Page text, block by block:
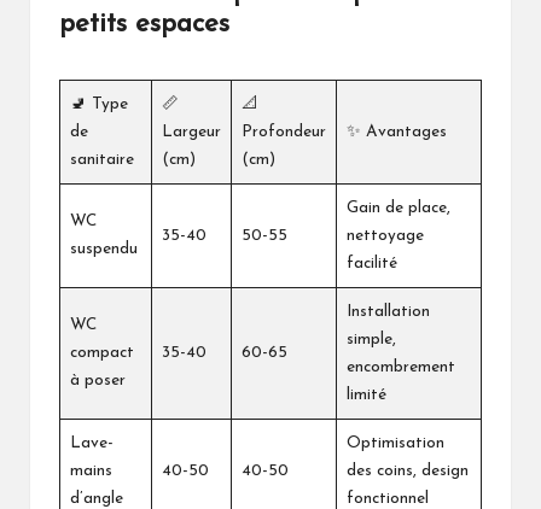
petits espaces
🚽 Type
de
sanitaire
📏
Largeur
(cm)
📐
Profondeur
(cm)
✨ Avantages
WC
suspendu
35-40 50-55
Gain de place,
nettoyage
facilité
WC
compact
à poser
35-40 60-65
Installation
simple,
encombrement
limité
Lave-
mains
d’angle
40-50 40-50
Optimisation
des coins, design
fonctionnel